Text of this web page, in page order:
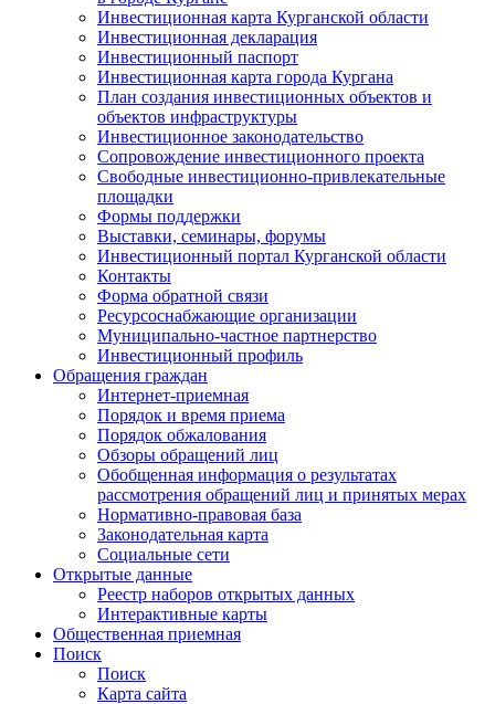
Инвестиционная карта Курганской области
Инвестиционная декларация
Инвестиционный паспорт
Инвестиционная карта города Кургана
План создания инвестиционных объектов и
объектов инфраструктуры
Инвестиционное законодательство
Сопровождение инвестиционного проекта
Свободные инвестиционно-привлекательные
площадки
Формы поддержки
Выставки, семинары, форумы
Инвестиционный портал Курганской области
Контакты
Форма обратной связи
Ресурсоснабжающие организации
Муниципально-частное партнерство
Инвестиционный профиль
Обращения граждан
Интернет-приемная
Порядок и время приема
Порядок обжалования
Обзоры обращений лиц
Обобщенная информация о результатах
рассмотрения обращений лиц и принятых мерах
Нормативно-правовая база
Законодательная карта
Социальные сети
Открытые данные
Реестр наборов открытых данных
Интерактивные карты
Общественная приемная
Поиск
Поиск
Карта сайта